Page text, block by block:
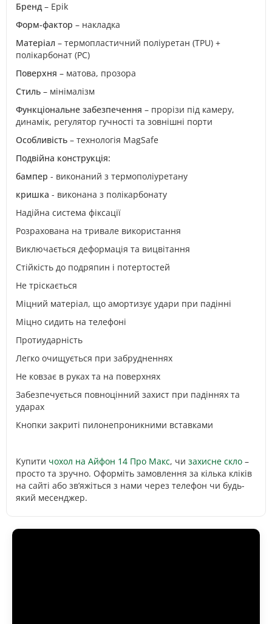
Бренд – Epik
Форм-фактор – накладка
Матеріал – термопластичний поліуретан (TPU) +
полікарбонат (PC)
Поверхня – матова, прозора
Стиль – мінімалізм
Функціональне забезпечення – прорізи під камеру,
динамік, регулятор гучності та зовнішні порти
Особливість – технологія MagSafe
Подвійна конструкція:
бампер - виконаний з термополіуретану
кришка - виконана з полікарбонату
Надійна система фіксації
Розрахована на тривале використання
Виключається деформація та вицвітання
Стійкість до подряпин і потертостей
Не тріскається
Міцний матеріал, що амортизує удари при падінні
Міцно сидить на телефоні
Протиударність
Легко очищується при забрудненнях
Не ковзає в руках та на поверхнях
Забезпечується повноцінний захист при падіннях та
ударах
Кнопки закриті пилонепроникними вставками
Купити чохол на Айфон 14 Про Макс, чи захисне скло –
просто та зручно. Оформіть замовлення за кілька кліків
на сайті або зв’яжіться з нами через телефон чи будь-
який месенджер.